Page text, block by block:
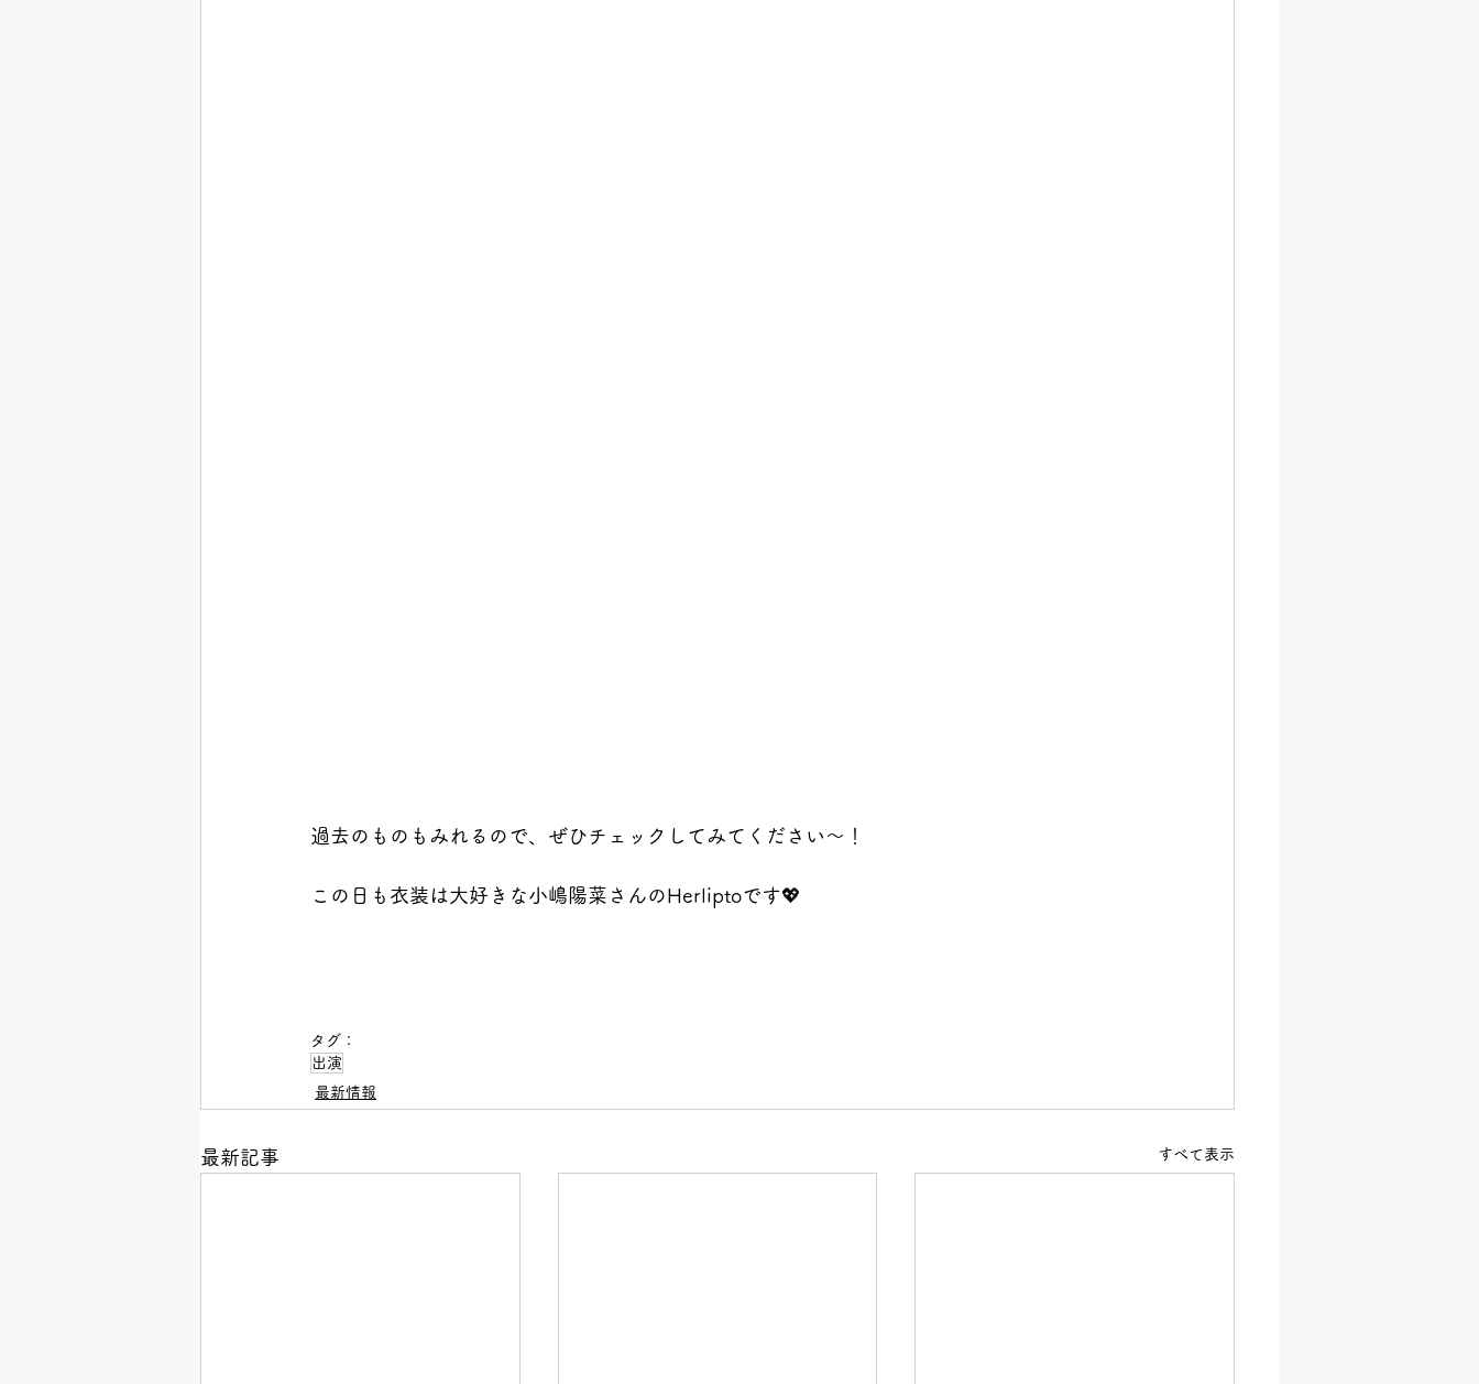
過去のものもみれるので、ぜひチェックしてみてください～！
この日も衣装は大好きな小嶋陽菜さんのHerliptoです💖
タグ：
出演
最新情報
最新記事 すべて表示